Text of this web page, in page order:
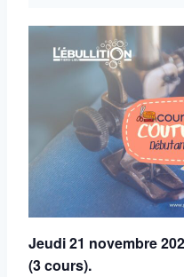
Jeudi 21 novembre
(3 cours).